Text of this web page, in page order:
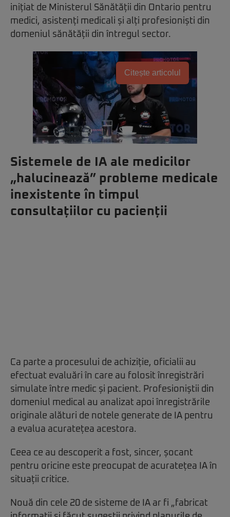
inițiat de Ministerul Sănătății din Ontario pentru
medici, asistenți medicali și alți profesioniști din
domeniul sănătății din întregul sector.
Citește articolul
Sistemele de IA ale medicilor
„halucinează” probleme medicale
inexistente în timpul
consultațiilor cu pacienții
Ca parte a procesului de achiziție, oficialii au
efectuat evaluări în care au folosit înregistrări
simulate între medic și pacient. Profesioniștii din
domeniul medical au analizat apoi înregistrările
originale alături de notele generate de IA pentru
a evalua acuratețea acestora.
Ceea ce au descoperit a fost, sincer, șocant
pentru oricine este preocupat de acuratețea IA în
situații critice.
Nouă din cele 20 de sisteme de IA ar fi „fabricat